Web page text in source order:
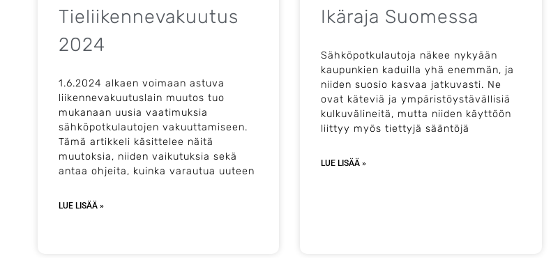
Tieliikennevakuutus
2024
1.6.2024 alkaen voimaan astuva
liikennevakuutuslain muutos tuo
mukanaan uusia vaatimuksia
sähköpotkulautojen vakuuttamiseen.
Tämä artikkeli käsittelee näitä
muutoksia, niiden vaikutuksia sekä
antaa ohjeita, kuinka varautua uuteen
LUE LISÄÄ »
Ikäraja Suomessa
Sähköpotkulautoja näkee nykyään
kaupunkien kaduilla yhä enemmän, ja
niiden suosio kasvaa jatkuvasti. Ne
ovat käteviä ja ympäristöystävällisiä
kulkuvälineitä, mutta niiden käyttöön
liittyy myös tiettyjä sääntöjä
LUE LISÄÄ »